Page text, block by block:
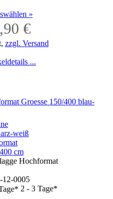
»
€
zzgl. Versand
...
weiß
cm
Hochformat
12-0005
2 - 3 Tage*